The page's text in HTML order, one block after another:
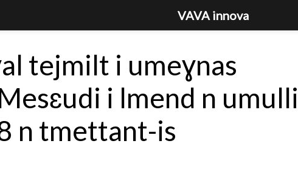
tejmilt i umeɣnas
i lmend n umulli
n tmettant-is
VAVA innova